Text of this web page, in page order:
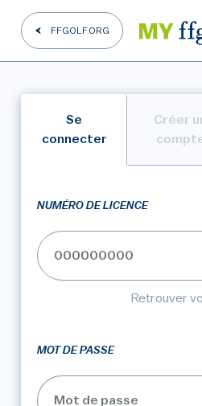
FFGOLF.ORG
Se
connecter
Créer
NUMÉRO DE LICENCE
Retrouver
MOT DE PASSE